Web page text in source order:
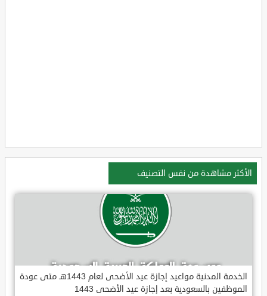
الأكثر مشاهدة من نفس التصنيف
الخدمة المدنية مواعيد إجازة عيد الأضحى لعام 1443هـ متى عودة
الموظفين بالسعودية بعد إجازة عيد الأضحى 1443